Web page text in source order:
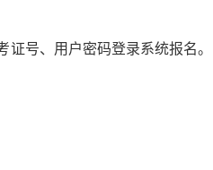
号、用户密码登录系统报名。